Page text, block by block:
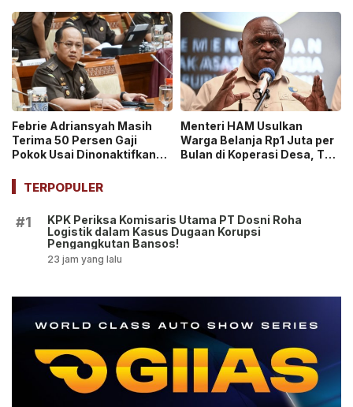
Sistem Open Dumping!
Beruntung di Dunia!
Febrie Adriansyah Masih
Terima 50 Persen Gaji
Pokok Usai Dinonaktifkan
ASN Dihentikan!
Menteri HAM Usulkan
Warga Belanja Rp1 Juta per
Bulan di Koperasi Desa, Tuai
TERPOPULER
#1
KPK Periksa Komisaris Utama PT Dosni Roha
Logistik dalam Kasus Dugaan Korupsi
Pengangkutan Bansos!
23 jam yang lalu